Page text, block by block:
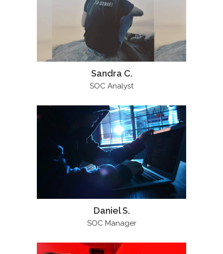
Sandra C.
SOC Analyst
Daniel S.
SOC Manager